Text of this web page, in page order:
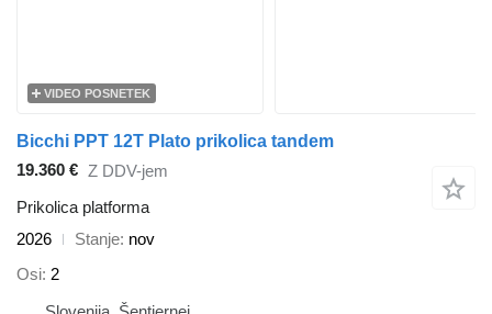
VIDEO POSNETEK
Bicchi PPT 12T Plato prikolica tandem
19.360 € Z DDV-jem
Prikolica platforma
2026
Stanje nov
Osi 2